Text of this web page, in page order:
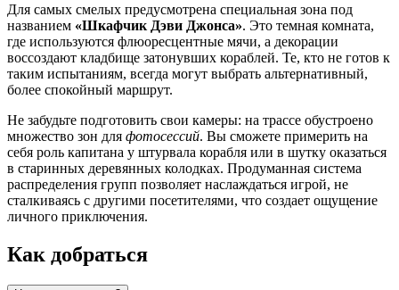
Для самых смелых предусмотрена специальная зона под
названием «Шкафчик Дэви Джонса». Это темная комната,
где используются флюоресцентные мячи, а декорации
воссоздают кладбище затонувших кораблей. Те, кто не готов к
таким испытаниям, всегда могут выбрать альтернативный,
более спокойный маршрут.
Не забудьте подготовить свои камеры: на трассе обустроено
множество зон для фотосессий. Вы сможете примерить на
себя роль капитана у штурвала корабля или в шутку оказаться
в старинных деревянных колодках. Продуманная система
распределения групп позволяет наслаждаться игрой, не
сталкиваясь с другими посетителями, что создает ощущение
личного приключения.
Как добраться